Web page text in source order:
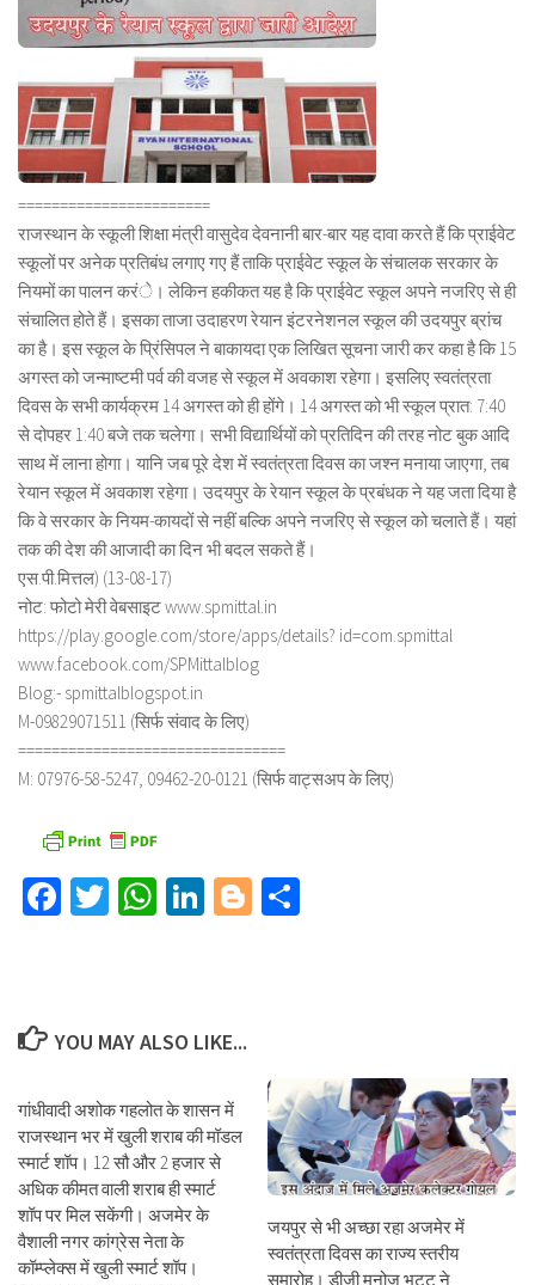
=======================
राजस्थान के स्कूली शिक्षा मंत्री वासुदेव देवनानी बार-बार यह दावा करते हैं कि प्राईवेट
स्कूलों पर अनेक प्रतिबंध लगाए गए हैं ताकि प्राईवेट स्कूल के संचालक सरकार के
नियमों का पालन करंे। लेकिन हकीकत यह है कि प्राईवेट स्कूल अपने नजरिए से ही
संचालित होते हैं। इसका ताजा उदाहरण रेयान इंटरनेशनल स्कूल की उदयपुर ब्रांच
का है। इस स्कूल के प्रिंसिपल ने बाकायदा एक लिखित सूचना जारी कर कहा है कि 15
अगस्त को जन्माष्टमी पर्व की वजह से स्कूल में अवकाश रहेगा। इसलिए स्वतंत्रता
दिवस के सभी कार्यक्रम 14 अगस्त को ही होंगे। 14 अगस्त को भी स्कूल प्रात: 7:40
से दोपहर 1:40 बजे तक चलेगा। सभी विद्यार्थियों को प्रतिदिन की तरह नोट बुक आदि
साथ में लाना होगा। यानि जब पूरे देश में स्वतंत्रता दिवस का जश्न मनाया जाएगा, तब
रेयान स्कूल में अवकाश रहेगा। उदयपुर के रेयान स्कूल के प्रबंधक ने यह जता दिया है
कि वे सरकार के नियम-कायदों से नहीं बल्कि अपने नजरिए से स्कूल को चलाते हैं। यहां
तक की देश की आजादी का दिन भी बदल सकते हैं।
एस.पी.मित्तल) (13-08-17)
नोट: फोटो मेरी वेबसाइट www.spmittal.in
https://play.google.com/store/apps/details? id=com.spmittal
www.facebook.com/SPMittalblog
Blog:- spmittalblogspot.in
M-09829071511 (सिर्फ संवाद के लिए)
================================
M: 07976-58-5247, 09462-20-0121 (सिर्फ वाट्सअप के लिए)
Facebook
TwitterWhatsApp
LinkedIn
Blogger
YOU MAY ALSO LIKE...
गांधीवादी अशोक गहलोत के शासन में
राजस्थान भर में खुली शराब की मॉडल
स्मार्ट शॉप। 12 सौ और 2 हजार से
अधिक कीमत वाली शराब ही स्मार्ट
शॉप पर मिल सकेंगी। अजमेर के
वैशाली नगर कांग्रेस नेता के
कॉम्प्लेक्स में खुली स्मार्ट शॉप।
जयपुर से भी अच्छा रहा अजमेर में
स्वतंत्रता दिवस का राज्य स्तरीय
समारोह। डीजी मनोज भट्ट ने